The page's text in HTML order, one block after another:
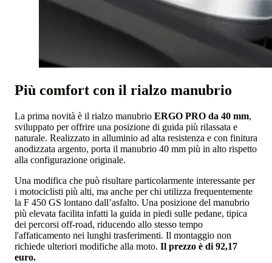
Più comfort con il rialzo manubrio
La prima novità è il rialzo manubrio ERGO PRO da 40 mm,
sviluppato per offrire una posizione di guida più rilassata e
naturale. Realizzato in alluminio ad alta resistenza e con finitura
anodizzata argento, porta il manubrio 40 mm più in alto rispetto
alla configurazione originale.
Una modifica che può risultare particolarmente interessante per
i motociclisti più alti, ma anche per chi utilizza frequentemente
la F 450 GS lontano dall’asfalto. Una posizione del manubrio
più elevata facilita infatti la guida in piedi sulle pedane, tipica
dei percorsi off-road, riducendo allo stesso tempo
l'affaticamento nei lunghi trasferimenti. Il montaggio non
richiede ulteriori modifiche alla moto. Il prezzo è di 92,17
euro.